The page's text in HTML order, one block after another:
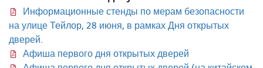
Информационные стенды по мерам безопасности
на улице Тейлор, 28 июня, в рамках Дня открытых
дверей.
Афиша первого дня открытых дверей